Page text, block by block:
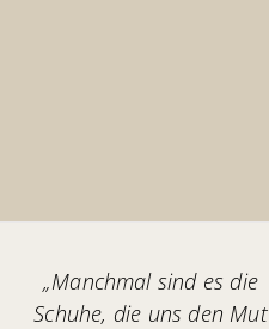
„Manchmal sind es die
Schuhe, die uns den Mut